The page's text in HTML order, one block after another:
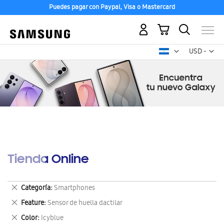
Puedes pagar con Paypal, Visa o Mastercard
USD -
dólar
Mi carrito
Tienda Online
Categoría Smartphones
Eliminar
este
artículo
Feature Sensor de huella dactilar
Eliminar
este
Color Icyblue
Eliminar